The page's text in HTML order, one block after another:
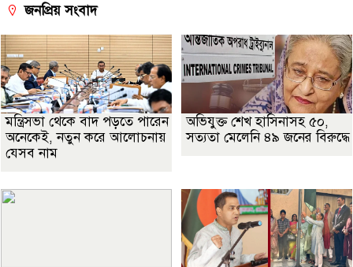
জনপ্রিয় সংবাদ
মন্ত্রিসভা থেকে বাদ পড়তে পারেন
অনেকেই, নতুন করে আলোচনায়
যেসব নাম
অভিযুক্ত শেখ হাসিনাসহ ৫০,
সত্যতা মেলেনি ৪৯ জনের বিরুদ্ধে